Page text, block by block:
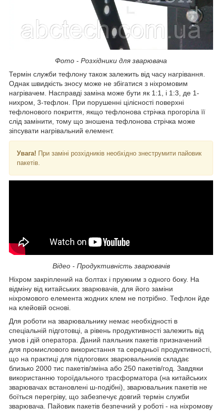
Фото - Розхідники для зварювача
Термін служби тефлону також залежить від часу нагрівання.
Однак швидкість зносу може не збігатися з ніхромовим
нагрівачем. Насправді заміна може бути як 1:1, і 1:3, де 1-
нихром, 3-тефлон. При порушенні цілісності поверхні
тефлонового покриття, якщо тефлонова стрічка прогоріла її
слід замінити, тому що зношена тефлонова стрічка може
зіпсувати нагрівальний елемент.
Увага! При заміні розхідників необхідно знеструмити пайовик
пакетів.
Відео - Продуктивність зварювачів
Ніхром закріплений на болтах і пружним з одного боку. На
відміну від китайських зварювачів, для його заміни
ніхромового елемента жодних клем не потрібно. Тефлон йде
на клейовій основі.
Для роботи на зварювальнику немає необхідності в
спеціальній підготовці, а рівень продуктивності залежить від
умов і дій оператора. Даний паяльник пакетів призначений
для промислового використання та середньої продуктивності,
що на практиці для підлогових зварювальників складає
близько 2000 тис пакетів/зміна або 250 пакетів/год. Завдяки
використанню тороїдального трасформатора (на китайських
зварювачах встановлені ш-подібні), зварювальник пакетів не
боїться перегріву, що забезпечує довгий термін служби
зварювача. Пайовик пакетів безпечний у роботі - на ніхромову